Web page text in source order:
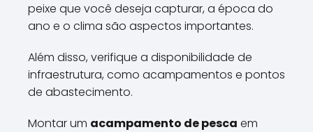
peixe que você deseja capturar, a época do
ano e o clima são aspectos importantes.
Além disso, verifique a disponibilidade de
infraestrutura, como acampamentos e pontos
de abastecimento.
Montar um acampamento de pesca em